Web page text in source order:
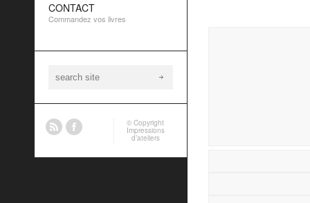
CONTACT
Commandez vos livres
© Copyright
Impressions
d’ateliers